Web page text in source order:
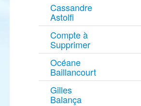
Cassandre
Astolfi
Compte à
Supprimer
Océane
Baillancourt
Gilles
Balança